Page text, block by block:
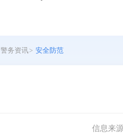
警务资讯> 安全防范
信息来